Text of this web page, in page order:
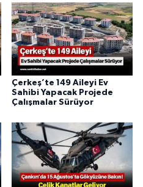
Çerkeş’te 149 Aileyi Ev
Sahibi Yapacak Projede
Çalışmalar Sürüyor